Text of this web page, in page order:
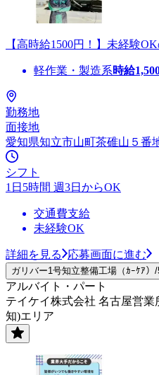
【高時給1500円！】未経験
軽作業・製造系時給
勤務地
面接地
愛知県知立市山町茶碓山５番
シフト
1日5時間 週3日からOK
交通費支給
未経験OK
詳細を見る 応募画面に進む
ガリバー1号知立整備工場（ｶｰｹｱ
アルバイト・パート
テイケイ株式会社 名古屋営
知)エリア